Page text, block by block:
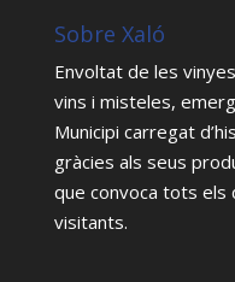
Sobre Xaló
Envoltat de les
vins i misteles,
Municipi carregat
gràcies als seus
que convoca tots els
visitants.